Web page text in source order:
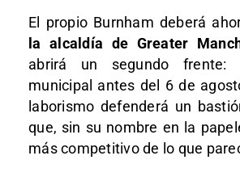
El propio Burnham deberá
la alcaldía de Greater
abrirá un segundo frente:
municipal antes del 6 de
laborismo defenderá un
que, sin su nombre en la
más competitivo de lo que